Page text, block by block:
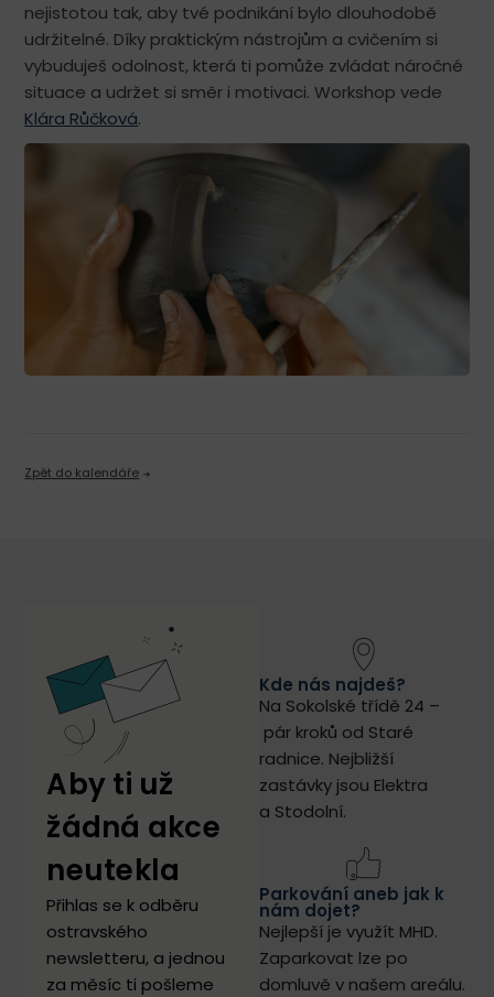
nejistotou tak, aby tvé podnikání bylo dlouhodobě
udržitelné. Díky praktickým nástrojům a cvičením si
vybuduješ odolnost, která ti pomůže zvládat náročné
situace a udržet si směr i motivaci. Workshop vede
Klára Růčková.
Zpět do kalendáře
Aby ti už
žádná akce
neutekla
Přihlas se k odběru
ostravského
newsletteru, a jednou
za měsíc ti pošleme
Kde nás najdeš?
Na Sokolské třídě 24 –
pár kroků od Staré
radnice. Nejbližší
zastávky jsou Elektra
a Stodolní.
Parkování aneb jak k
nám dojet?
Nejlepší je využít MHD.
Zaparkovat lze po
domluvě v našem areálu.